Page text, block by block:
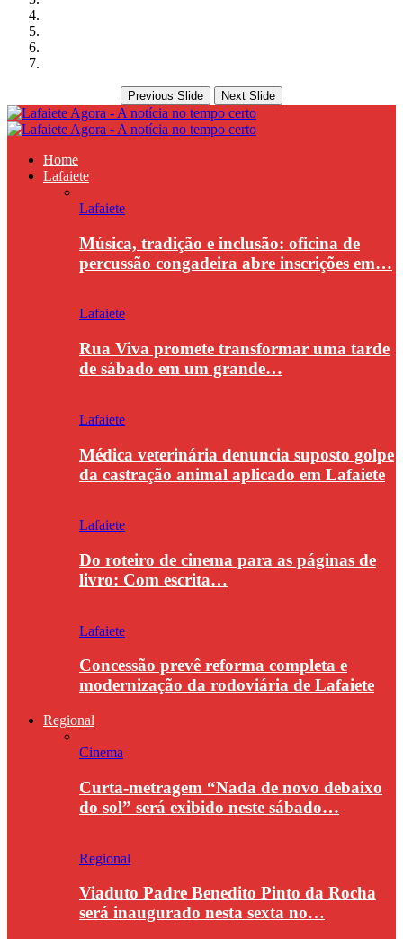
Previous Slide Next Slide
Home
Lafaiete
Lafaiete
Música, tradição e inclusão: oficina de
percussão congadeira abre inscrições em…
Lafaiete
Rua Viva promete transformar uma tarde
de sábado em um grande…
Lafaiete
Médica veterinária denuncia suposto golpe
da castração animal aplicado em Lafaiete
Lafaiete
Do roteiro de cinema para as páginas de
livro: Com escrita…
Lafaiete
Concessão prevê reforma completa e
modernização da rodoviária de Lafaiete
Regional
Cinema
Curta-metragem “Nada de novo debaixo
do sol” será exibido neste sábado…
Regional
Viaduto Padre Benedito Pinto da Rocha
será inaugurado nesta sexta no…